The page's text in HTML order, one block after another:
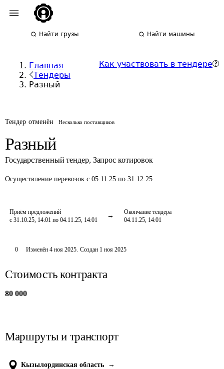
Найти грузы Найти машины
Главная
Тендеры
Разный
Как участвовать в тендере
Тендер отменён Несколько поставщиков
Разный
Государственный тендер, Запрос котировок
Осуществление перевозок с 05.11.25 по 31.12.25
Приём предложений
с 31.10.25, 14:01 по 04.11.25, 14:01
Окончание тендера
04.11.25, 14:01
0 Изменён 4 ноя 2025. Создан 1 ноя 2025
Стоимость контракта
80 000
Маршруты и транспорт
Кызылординская область
→